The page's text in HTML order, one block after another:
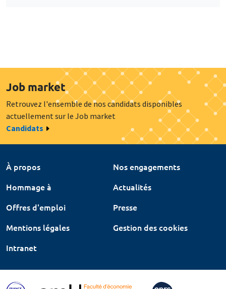
Job market
Retrouvez l'ensemble de nos candidats disponibles
actuellement sur le Job market
Candidats
À propos
Nos engagements
Hommage à
Actualités
Offres d'emploi
Presse
Mentions légales
Gestion des cookies
Intranet